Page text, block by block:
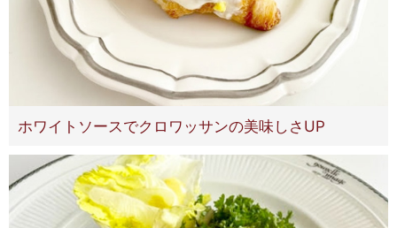
ホワイトソースでクロワッサンの美味しさUP